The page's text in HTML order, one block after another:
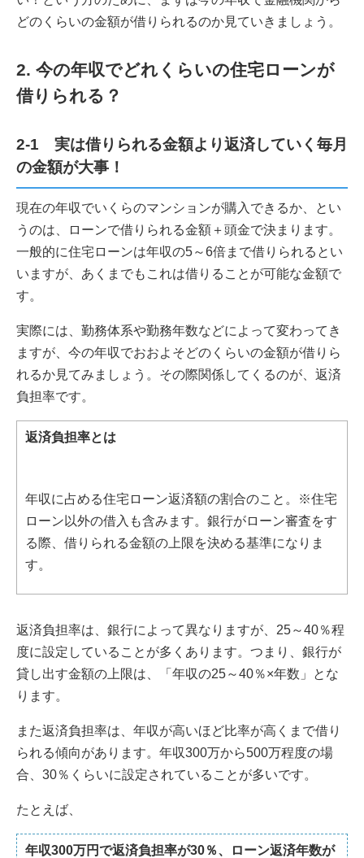
どのくらいの金額が借りられるのか見ていきましょう。
2. 今の年収でどれくらいの住宅ローンが
借りられる？
2-1 実は借りられる金額より返済していく毎月
の金額が大事！
現在の年収でいくらのマンションが購入できるか、とい
うのは、ローンで借りられる金額＋頭金で決まります。
一般的に住宅ローンは年収の5～6倍まで借りられるとい
いますが、あくまでもこれは借りることが可能な金額で
す。
実際には、勤務体系や勤務年数などによって変わってき
ますが、今の年収でおおよそどのくらいの金額が借りら
れるか見てみましょう。その際関係してくるのが、返済
負担率です。
返済負担率とは
年収に占める住宅ローン返済額の割合のこと。※住宅
ローン以外の借入も含みます。銀行がローン審査をす
る際、借りられる金額の上限を決める基準になりま
す。
返済負担率は、銀行によって異なりますが、25～40％程
度に設定していることが多くあります。つまり、銀行が
貸し出す金額の上限は、「年収の25～40％×年数」とな
ります。
また返済負担率は、年収が高いほど比率が高くまで借り
られる傾向があります。年収300万から500万程度の場
合、30％くらいに設定されていることが多いです。
たとえば、
年収300万円で返済負担率が30％、ローン返済年数が